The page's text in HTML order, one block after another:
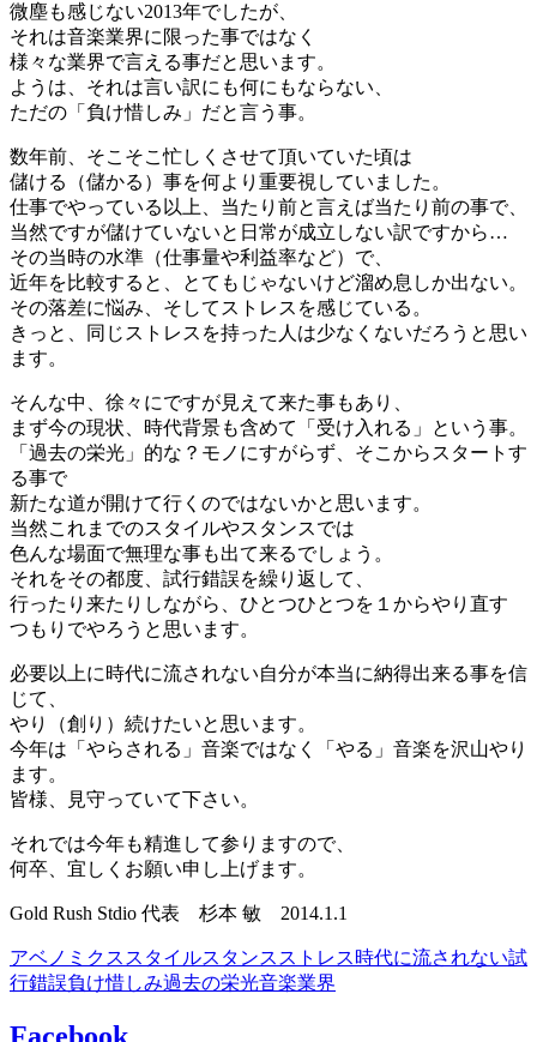
微塵も感じない2013年でしたが、
それは音楽業界に限った事ではなく
様々な業界で言える事だと思います。
ようは、それは言い訳にも何にもならない、
ただの「負け惜しみ」だと言う事。
数年前、そこそこ忙しくさせて頂いていた頃は
儲ける（儲かる）事を何より重要視していました。
仕事でやっている以上、当たり前と言えば当たり前の事で、
当然ですが儲けていないと日常が成立しない訳ですから…
その当時の水準（仕事量や利益率など）で、
近年を比較すると、とてもじゃないけど溜め息しか出ない。
その落差に悩み、そしてストレスを感じている。
きっと、同じストレスを持った人は少なくないだろうと思い
ます。
そんな中、徐々にですが見えて来た事もあり、
まず今の現状、時代背景も含めて「受け入れる」という事。
「過去の栄光」的な？モノにすがらず、そこからスタートす
る事で
新たな道が開けて行くのではないかと思います。
当然これまでのスタイルやスタンスでは
色んな場面で無理な事も出て来るでしょう。
それをその都度、試行錯誤を繰り返して、
行ったり来たりしながら、ひとつひとつを１からやり直す
つもりでやろうと思います。
必要以上に時代に流されない自分が本当に納得出来る事を信
じて、
やり（創り）続けたいと思います。
今年は「やらされる」音楽ではなく「やる」音楽を沢山やり
ます。
皆様、見守っていて下さい。
それでは今年も精進して参りますので、
何卒、宜しくお願い申し上げます。
Gold Rush Stdio 代表 杉本 敏 2014.1.1
アベノミクス スタイルスタンス ストレス時代に流されない試
行錯誤負け惜しみ過去の栄光音楽業界